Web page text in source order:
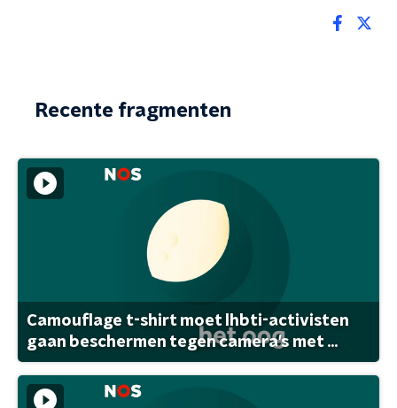
Recente fragmenten
Camouflage t-shirt moet lhbti-activisten
gaan beschermen tegen camera's met ...